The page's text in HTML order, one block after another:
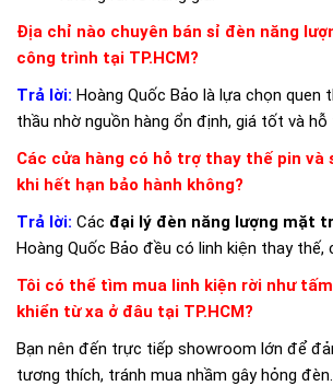
Địa chỉ nào chuyên bán sỉ đèn năng
công trình tại TP.HCM?
Trả lời: Hoàng Quốc Bảo là lựa chọn quen
thầu nhờ nguồn hàng ổn định, giá tốt và
Các cửa hàng có hỗ trợ thay thế pin và
khi hết hạn bảo hành không?
Trả lời: Các đại lý đèn năng lượng mặt
Hoàng Quốc Bảo đều có linh kiện thay thế,
Tôi có thể tìm mua linh kiện rời như
khiển từ xa ở đâu tại TP.HCM?
Bạn nên đến trực tiếp showroom lớn để
tương thích, tránh mua nhầm gây hỏng đèn.